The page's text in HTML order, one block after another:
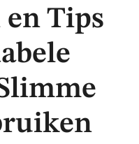
en Tips